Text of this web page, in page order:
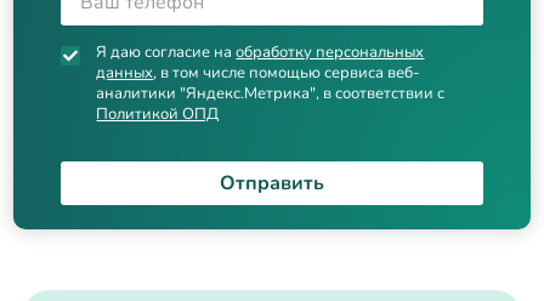
Я даю согласие наобработку персональных
данных, в том числе помощью сервиса веб-
аналитики "Яндекс.Метрика", в соответствии с
Политикой ОПД
Отправить